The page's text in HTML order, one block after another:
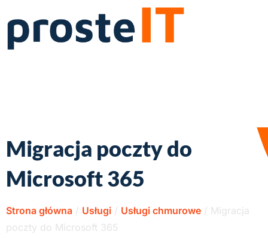
Migracja poczty do
Microsoft 365
Strona główna / Usługi / Usługi chmurowe / Migracja
poczty do Microsoft 365